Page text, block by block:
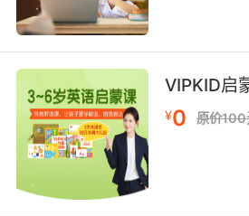
我们在意的有且只有一件事
信仰 肤色 和性别
7. But I thought you
lady who would
responsibilities
what your son might want to
但我认为你是那种 会十分重
VIPKID启
¥0 原价100